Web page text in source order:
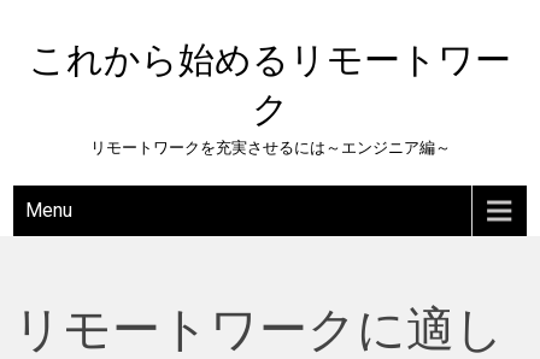
contentこれから始めるリモートワー
ク
リモートワークを充実させるには～エンジニア編～
Menu
リモートワークに適し